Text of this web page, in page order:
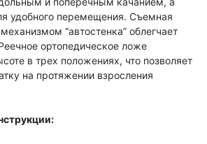
удобного перемещения. Съемная
“автостенка” облегчает
ортопедическое ложе
в трех положениях, что позволяет
на протяжении взросления